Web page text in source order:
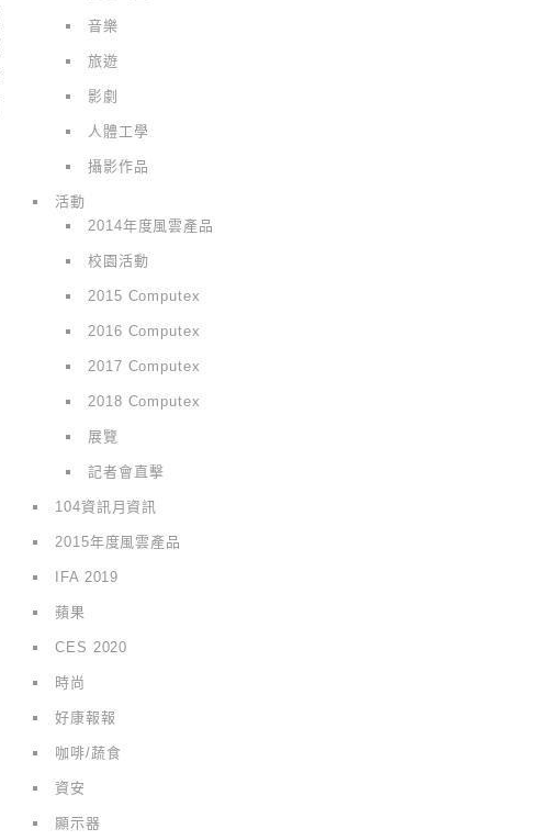
音樂
旅遊
影劇
人體工學
攝影作品
活動
2014年度風雲產品
校園活動
2015 Computex
2016 Computex
2017 Computex
2018 Computex
展覽
記者會直擊
104資訊月資訊
2015年度風雲產品
IFA 2019
蘋果
CES 2020
時尚
好康報報
咖啡/蔬食
資安
顯示器